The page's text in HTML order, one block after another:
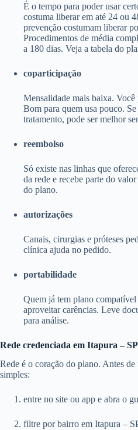
É o tempo para poder usar
costuma liberar em até 24 ou
prevenção costumam liberar
Procedimentos de média
a 180 dias. Veja a tabela do
coparticipação
Mensalidade mais baixa.
Bom para quem usa pouco.
tratamento, pode ser melhor
reembolso
Só existe nas linhas que
da rede e recebe parte do
do plano.
autorizações
Canais, cirurgias e próteses
clínica ajuda no pedido.
portabilidade
Quem já tem plano compatível
aproveitar carências. Leve
para análise.
Rede credenciada em Itapura – SP
Rede é o coração do plano. Antes de
simples:
entre no site ou app e abra o
filtre por bairro em Itapura –